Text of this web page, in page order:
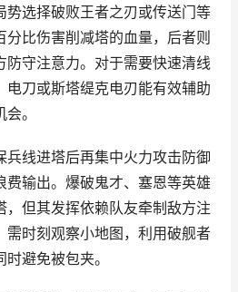
势选择破败王者之刃或传送门等
比伤害削减塔的血量，后者则
防守注意力。对于需要快速清线
电刀或斯塔缇克电刃能有效辅助
。
兵线进塔后再集中火力攻击防御
费输出。爆破鬼才、塞恩等英雄
，但其发挥依赖队友牵制敌方注
需时刻观察小地图，利用破舰者
避免被包夹。